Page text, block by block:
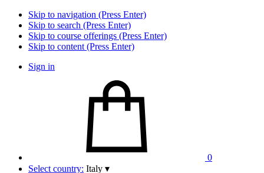
Skip to navigation (Press Enter)
Skip to search (Press Enter)
Skip to course offerings (Press Enter)
Skip to content (Press Enter)
Sign in
0
Select country: Italy ▾